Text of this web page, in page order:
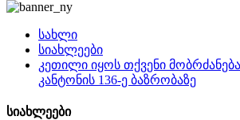
სახლი
სიახლეები
კეთილი იყოს თქვენი მობრძანება
კანტონის 136-ე ბაზრობაზე
სიახლეები